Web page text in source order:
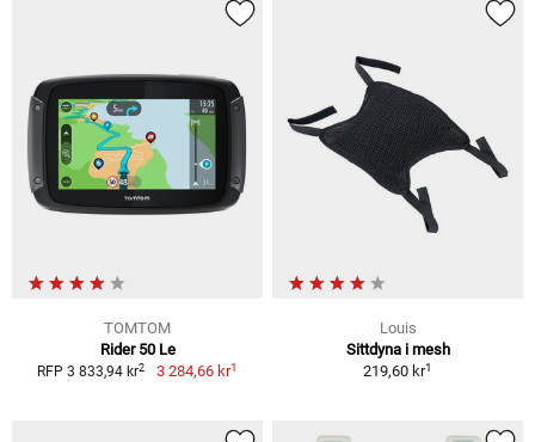
TOMTOM
Rider 50 Le
RFP 3 833,94 kr2 3 284,66 kr1
Louis
Sittdyna i mesh
219,60 kr1